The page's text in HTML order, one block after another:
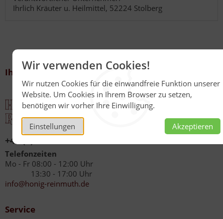
Wir verwenden Cookies!
Wir nutzen Cookies für die einwandfreie Funktion unserer
Website. Um Cookies in Ihrem Browser zu setzen,
benötigen wir vorher Ihre Einwilligung.
Einstellungen Akzeptieren
Ihrlich Kräuter u. Heilmittel, 52224 Stolberg
Ihr Kontakt zu uns
+49 (0)6267 1021
Telefonzeiten
Mo - Fr 08:00 - 12:00 Uhr
13:30 - 17:00 Uhr
info@honig-reinmuth.de
Service